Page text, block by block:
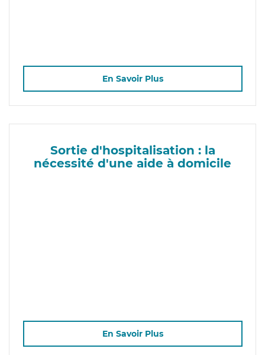
En Savoir Plus
Sortie d'hospitalisation : la
nécessité d'une aide à domicile
En Savoir Plus